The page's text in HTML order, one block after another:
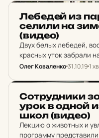
гимназия». Тема
активности учеников».
НОВИНИ ХАРКОВА
Ле­бе­дей из
се­ли­ли на
(видео)
Двух белых лебедей,
красных уток забрали
Олег Коваленко31.10.191 хв
Сот­руд­ни­ки
урок в одной
школ (видео)
Лекцию о животных и
программу